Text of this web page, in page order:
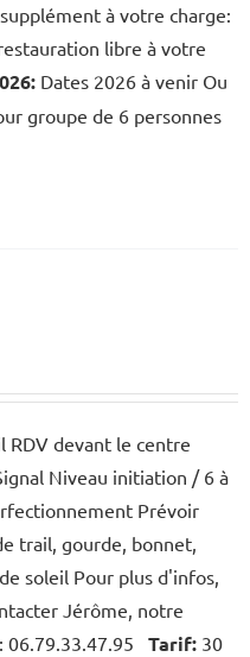
à votre charge:
libre à votre
Dates 2026 à venir Ou
groupe de 6 personnes
RDV devant le centre
Niveau initiation / 6 à
Prévoir
trail, gourde, bonnet,
soleil Pour plus d'infos,
Jérôme, notre
06.79.33.47.95
Tarif:30